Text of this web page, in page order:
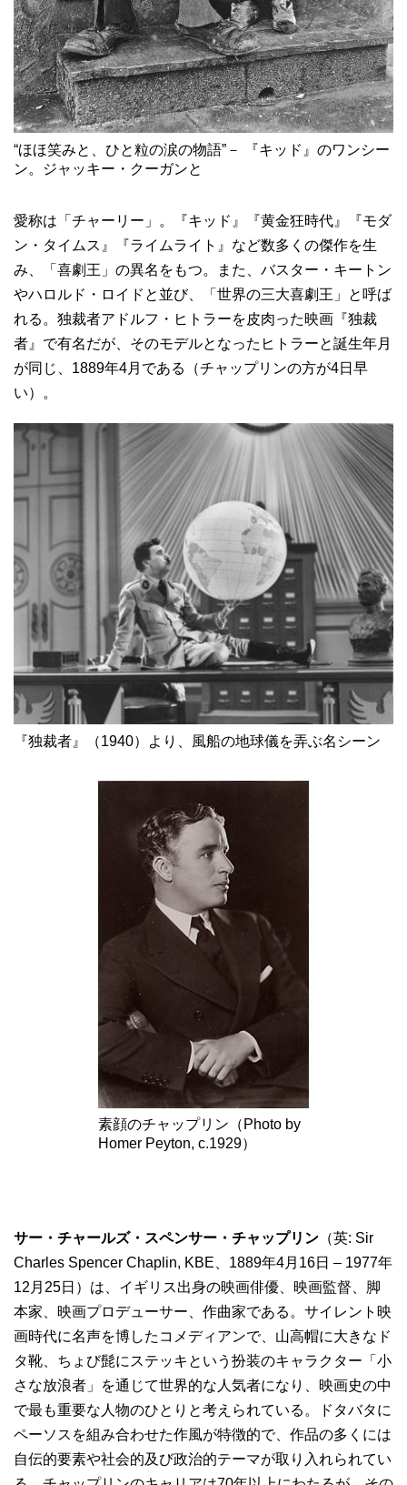
“ほほ笑みと、ひと粒の涙の物語”－ 『キッド』のワンシー
ン。ジャッキー・クーガンと
愛称は「チャーリー」。『キッド』『黄金狂時代』『モダ
ン・タイムス』『ライムライト』など数多くの傑作を生
み、「喜劇王」の異名をもつ。また、バスター・キートン
やハロルド・ロイドと並び、「世界の三大喜劇王」と呼ば
れる。独裁者アドルフ・ヒトラーを皮肉った映画『独裁
者』で有名だが、そのモデルとなったヒトラーと誕生年月
が同じ、1889年4月である（チャップリンの方が4日早
い）。
『独裁者』（1940）より、風船の地球儀を弄ぶ名シーン
素顔のチャップリン（Photo by
Homer Peyton, c.1929）
サー・チャールズ・スペンサー・チャップリン （英: Sir
Charles Spencer Chaplin, KBE、1889年4月16日 – 1977年
12月25日）は、イギリス出身の映画俳優、映画監督、脚
本家、映画プロデューサー、作曲家である。サイレント映
画時代に名声を博したコメディアンで、山高帽に大きなド
タ靴、ちょび髭にステッキという扮装のキャラクター「小
さな放浪者」を通じて世界的な人気者になり、映画史の中
で最も重要な人物のひとりと考えられている。ドタバタに
ペーソスを組み合わせた作風が特徴的で、作品の多くには
自伝的要素や社会的及び政治的テーマが取り入れられてい